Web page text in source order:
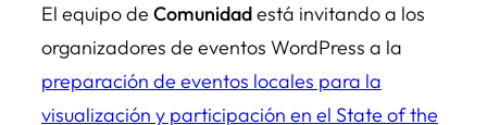
El equipo de Comunidadestá invitando a los
organizadores de eventos WordPress a la
preparación de eventos locales para la
visualización y participación en el State of the